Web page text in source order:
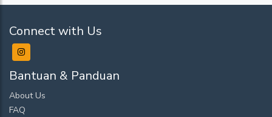
Connect with Us
Bantuan & Panduan
About Us
FAQ